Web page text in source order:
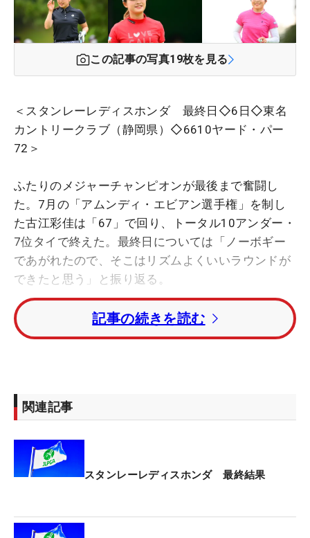
この記事の写真19枚を見る
＜スタンレーレディスホンダ 最終日◇6日◇東名
カントリークラブ（静岡県）◇6610ヤード・パー
72＞
ふたりのメジャーチャンピオンが最後まで奮闘し
た。7月の「アムンディ・エビアン選手権」を制し
た古江彩佳は「67」で回り、トータル10アンダー・
7位タイで終えた。最終日については「ノーボギー
であがれたので、そこはリズムよくいいラウンドが
できたと思う」と振り返る。
順延となった第1ラウンドで「65」をたたき出して2
打差2位発進。だが、そのまま入った第2ラウンドは
った。きょうはそのミスが少なかった」。パーオン
率は61％（11/18）→94％（17/18）に改善。最近
げて下ろしてくるリズム」を意識し、それを実践す
ることができた。
ていたパッティングについても、「ぼちぼち良かっ
記事の続きを読む
関連記事
スタンレーレディスホンダ 最終結果